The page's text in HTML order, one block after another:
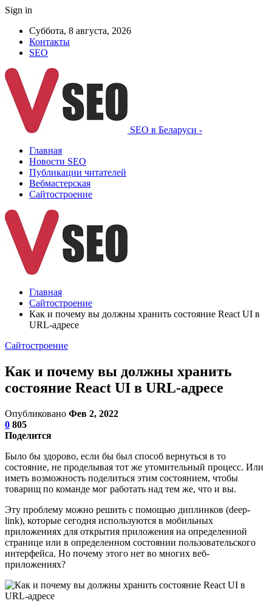
Sign in
Суббота, 8 августа, 2026
Контакты
SEO
SEO в Беларуси -
Главная
Новости SEO
Публикации читателей
Вебмастерская
Сайтостроение
Главная
Сайтостроение
Как и почему вы должны хранить состояние React UI в
URL-адресе
Сайтостроение
Как и почему вы должны хранить
состояние React UI в URL-адресе
Опубликовано Фев 2, 2022
0 805
Поделится
Было бы здорово, если бы был способ вернуться в то
состояние, не проделывая тот же утомительный процесс. Или
иметь возможность поделиться этим состоянием, чтобы
товарищ по команде мог работать над тем же, что и вы.
Эту проблему можно решить с помощью диплинков (deep-
link), которые сегодня используются в мобильных
приложениях для открытия приложения на определенной
странице или в определенном состоянии пользовательского
интерфейса. Но почему этого нет во многих веб-
приложениях?